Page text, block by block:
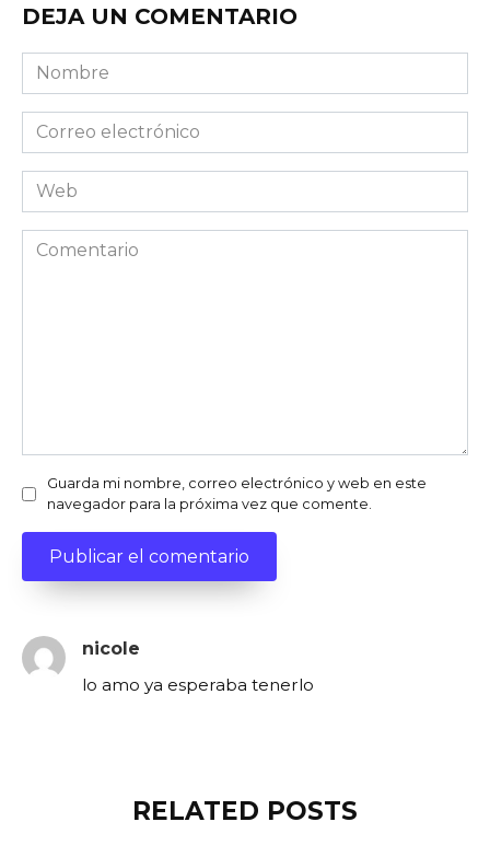
DEJA UN COMENTARIO
Nombre
Correo
electrónico
Web
Comentario
Guarda mi nombre, correo electrónico y web en este
navegador para la próxima vez que comente.
nicole
lo amo ya esperaba tenerlo
RELATED POSTS